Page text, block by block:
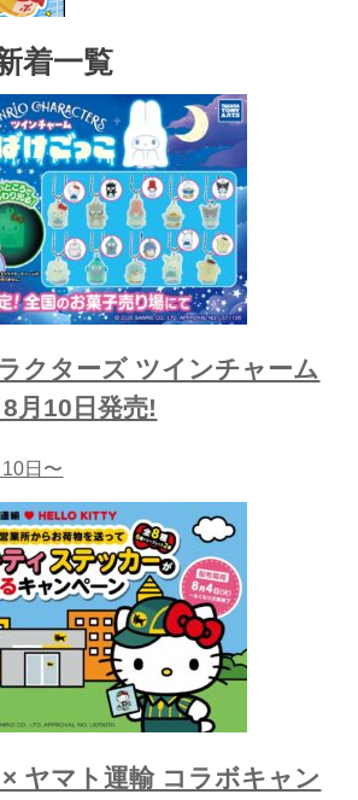
着一覧
クターズ ツインチャーム
月10日発売!
日〜
ヤマト運輸 コラボキャン